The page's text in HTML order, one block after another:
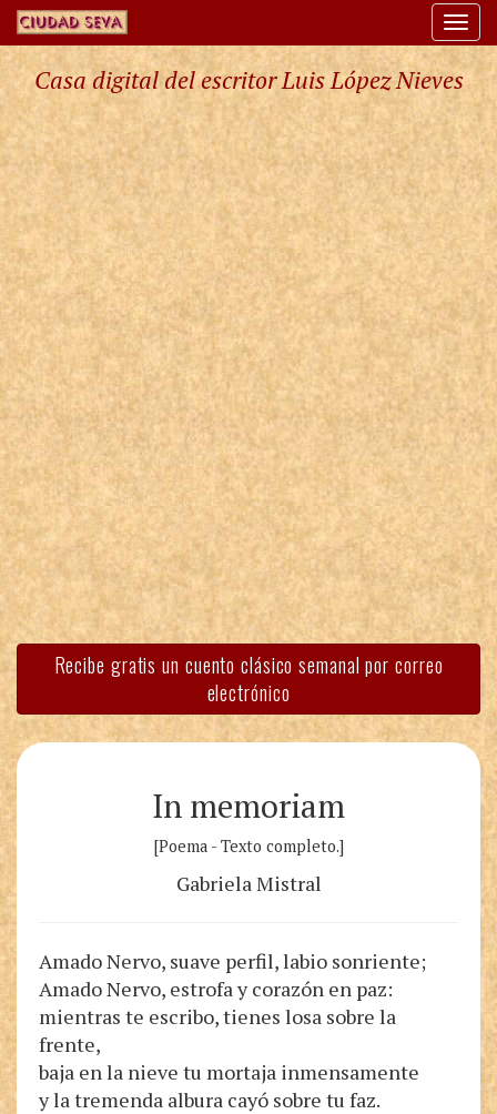
Casa digital del escritor Luis López Nieves
Recibe gratis un cuento clásico semanal por correo
electrónico
In memoriam
[Poema - Texto completo.]
Gabriela Mistral
Amado Nervo, suave perfil, labio sonriente;
Amado Nervo, estrofa y corazón en paz:
mientras te escribo, tienes losa sobre la
frente,
baja en la nieve tu mortaja inmensamente
y la tremenda albura cayó sobre tu faz.